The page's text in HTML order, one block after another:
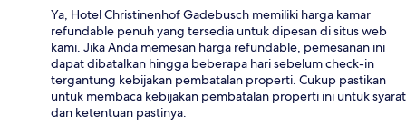
Ya, Hotel Christinenhof Gadebusch memiliki harga kamar
refundable penuh yang tersedia untuk dipesan di situs web
kami. Jika Anda memesan harga refundable, pemesanan ini
dapat dibatalkan hingga beberapa hari sebelum check-in
tergantung kebijakan pembatalan properti. Cukup pastikan
untuk membaca kebijakan pembatalan properti ini untuk syarat
dan ketentuan pastinya.